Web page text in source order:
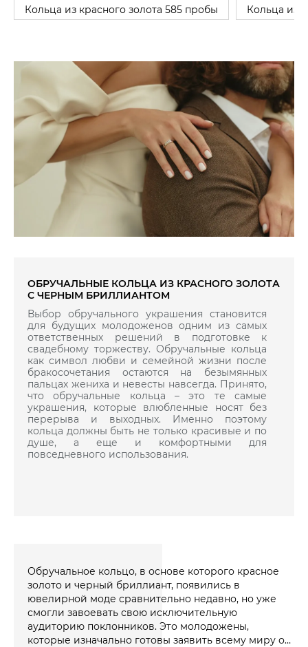
Кольца из красного золота 585 пробы Кольца из
ОБРУЧАЛЬНЫЕ КОЛЬЦА ИЗ КРАСНОГО ЗОЛОТА
С ЧЕРНЫМ БРИЛЛИАНТОМ
Выбор обручального украшения становится
для будущих молодоженов одним из самых
ответственных решений в подготовке к
свадебному торжеству. Обручальные кольца
как символ любви и семейной жизни после
бракосочетания остаются на безымянных
пальцах жениха и невесты навсегда. Принято,
что обручальные кольца – это те самые
украшения, которые влюбленные носят без
перерыва и выходных. Именно поэтому
кольца должны быть не только красивые и по
душе, а еще и комфортными для
повседневного использования.
Обручальное кольцо, в основе которого красное
золото и черный бриллиант, появились в
ювелирной моде сравнительно недавно, но уже
смогли завоевать свою исключительную
аудиторию поклонников. Это молодожены,
которые изначально готовы заявить всему миру о